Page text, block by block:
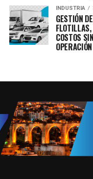
INDUSTRIA
GESTIÓN
COSTOS
OPERACIÓN